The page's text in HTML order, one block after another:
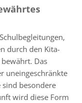
durch den Kita-
Das
uneingeschränkte
besondere
wird diese Form